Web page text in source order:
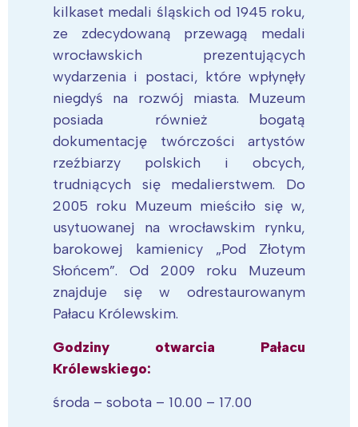
kilkaset medali śląskich od 1945 roku,
ze zdecydowaną przewagą medali
wrocławskich prezentujących
wydarzenia i postaci, które wpłynęły
niegdyś na rozwój miasta. Muzeum
posiada również bogatą
dokumentację twórczości artystów
rzeźbiarzy polskich i obcych,
trudniących się medalierstwem. Do
2005 roku Muzeum mieściło się w,
usytuowanej na wrocławskim rynku,
barokowej kamienicy „Pod Złotym
Słońcem”. Od 2009 roku Muzeum
znajduje się w odrestaurowanym
Pałacu Królewskim.
Godziny otwarcia Pałacu
Królewskiego:
środa – sobota – 10.00 – 17.00